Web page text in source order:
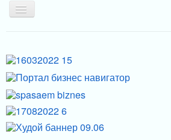
Включить/
выключить
ГЛАВНАЯ
НОВОСТИ
ИНВЕСТОРАМ